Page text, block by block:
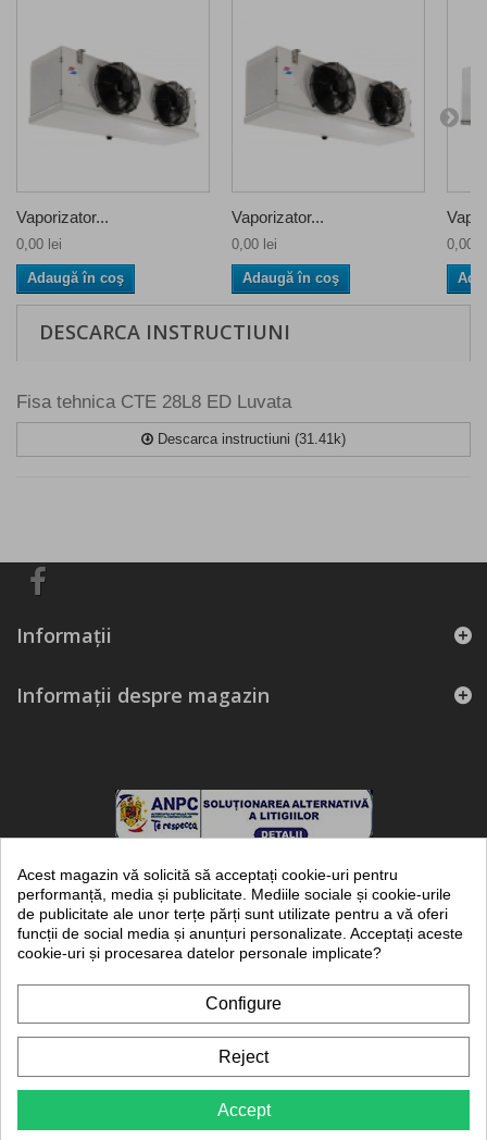
Vaporizator...
0,00 lei
Adaugă în coş
Vaporizator...
0,00 lei
Adaugă în coş
0,00
DESCARCA INSTRUCTIUNI
Fisa tehnica CTE 28L8 ED Luvata
Descarca instructiuni (31.41k)
Informaţii
Informații despre magazin
frigotehnie.ro - marca inregistrata a KUBITECH SRL - magazin online de
piese, echipamente si instalatii frigorifice
de evidenta a prelucrarii datelor cu caracter personal al ANSPDCP cu
numarul 21285.
Copyright © 2012-2026 Kubitech SRL, toate drepturile rezervate.
PROTECTIA CONSUMATORILOR - A.N.P.C.
SOLUTIONAREA ONLINE A LITIGIILOR
Acest magazin vă solicită să acceptați cookie-uri pentru
performanță, media și publicitate. Mediile sociale și cookie-urile
de publicitate ale unor terțe părți sunt utilizate pentru a vă oferi
funcții de social media și anunțuri personalizate. Acceptați aceste
cookie-uri și procesarea datelor personale implicate?
Configure
Reject
Accept